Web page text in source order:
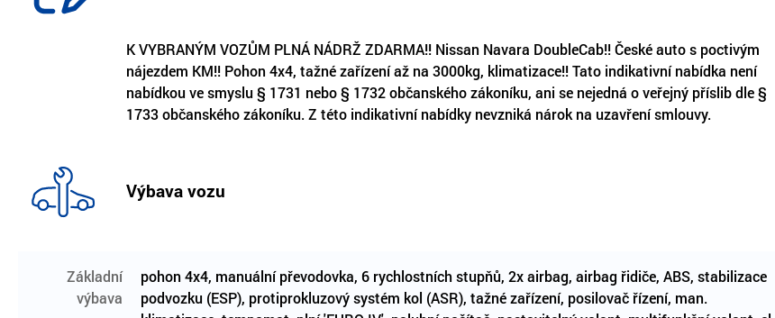
K VYBRANÝM VOZŮM PLNÁ NÁDRŽ ZDARMA!! Nissan Navara DoubleCab!! České auto s poctivým
nájezdem KM!! Pohon 4x4, tažné zařízení až na 3000kg, klimatizace!! Tato indikativní nabídka není
nabídkou ve smyslu § 1731 nebo § 1732 občanského zákoníku, ani se nejedná o veřejný příslib dle §
1733 občanského zákoníku. Z této indikativní nabídky nevzniká nárok na uzavření smlouvy.
Výbava vozu
Základní
výbava
pohon 4x4, manuální převodovka, 6 rychlostních stupňů, 2x airbag, airbag řidiče, ABS, stabilizace
podvozku (ESP), protiprokluzový systém kol (ASR), tažné zařízení, posilovač řízení, man.